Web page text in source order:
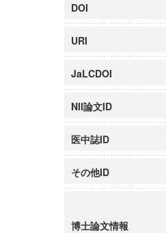
DOI
URI
JaLCDOI
NII論文ID
医中誌ID
その他ID
博士論文情報